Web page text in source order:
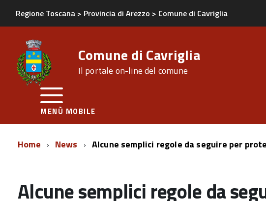
Regione Toscana > Provincia di Arezzo > Comune di Cavriglia
Comune di Cavriglia
Il portale on-line del comune
MENÙ MOBILE
Home News Alcune semplici regole da seguire per
Alcune semplici regole da